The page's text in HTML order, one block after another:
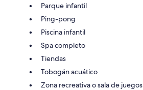
Parque infantil
Ping-pong
Piscina infantil
Spa completo
Tiendas
Tobogán acuático
Zona recreativa o sala de juegos